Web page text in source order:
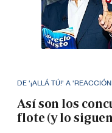
DE '¡ALLÁ TÚ!' A
Así son los
flote (y lo